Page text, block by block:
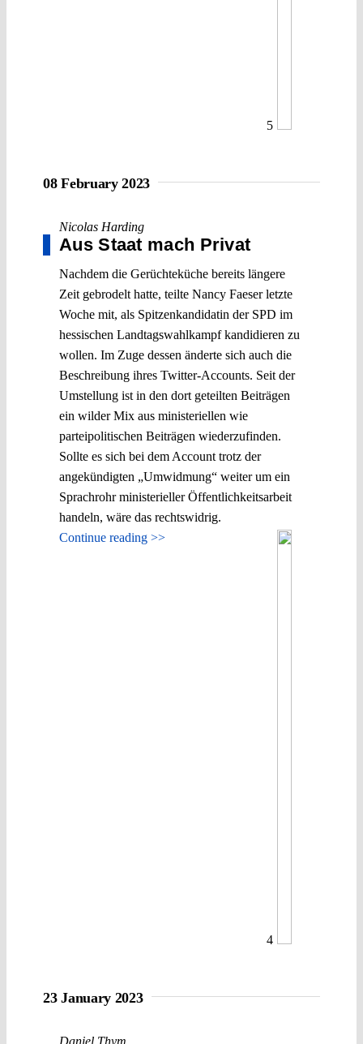
5
08 February 2023
Nicolas Harding
Aus Staat mach Privat
Nachdem die Gerüchteküche bereits längere
Zeit gebrodelt hatte, teilte Nancy Faeser letzte
Woche mit, als Spitzenkandidatin der SPD im
hessischen Landtagswahlkampf kandidieren zu
wollen. Im Zuge dessen änderte sich auch die
Beschreibung ihres Twitter-Accounts. Seit der
Umstellung ist in den dort geteilten Beiträgen
ein wilder Mix aus ministeriellen wie
parteipolitischen Beiträgen wiederzufinden.
Sollte es sich bei dem Account trotz der
angekündigten „Umwidmung“ weiter um ein
Sprachrohr ministerieller Öffentlichkeitsarbeit
handeln, wäre das rechtswidrig.
Continue reading >>
4
23 January 2023
Daniel Thym